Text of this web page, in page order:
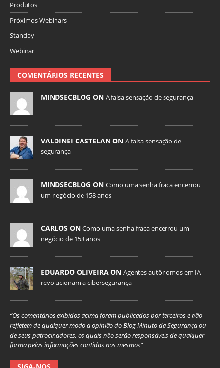
Produtos
Próximos Webinars
Standby
Webinar
COMENTÁRIOS RECENTES
MINDSECBLOG ON A falsa sensação de segurança
VALDINEI CASTELAN ON A falsa sensação de
segurança
MINDSECBLOG ON Como uma senha fraca encerrou
um negócio de 158 anos
CARLOS ON Como uma senha fraca encerrou um
negócio de 158 anos
EDUARDO OLIVEIRA ON Agentes autônomos em IA
revolucionam a cibersegurança
“Os comentários exibidos acima foram publicados por terceiros e não
refletem de qualquer modo a opinião do Blog Minuto da Segurança ou
de seus patrocinadores, os quais não serão responsáveis de qualquer
forma pelas informações contidas nos mesmos”